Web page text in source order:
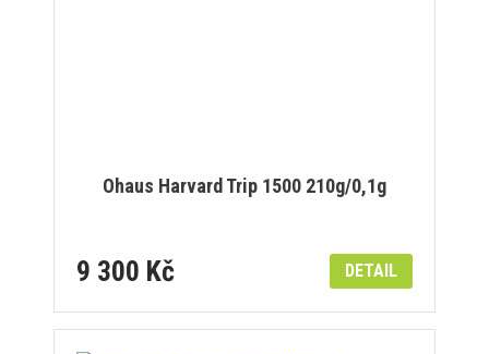
Ohaus Harvard Trip 1500 210g/0,1g
9 300 Kč DETAIL